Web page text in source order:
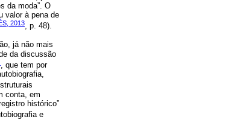
da moda”. O
valor à pena de
2013, p. 48).
já não mais
da discussão
, que tem por
conta, em
histórico”
e